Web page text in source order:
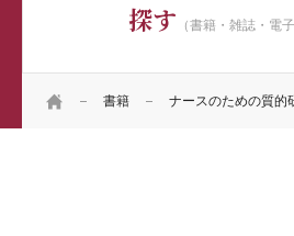
探す （書籍・雑誌・電
HOME 書籍 ナースのための質